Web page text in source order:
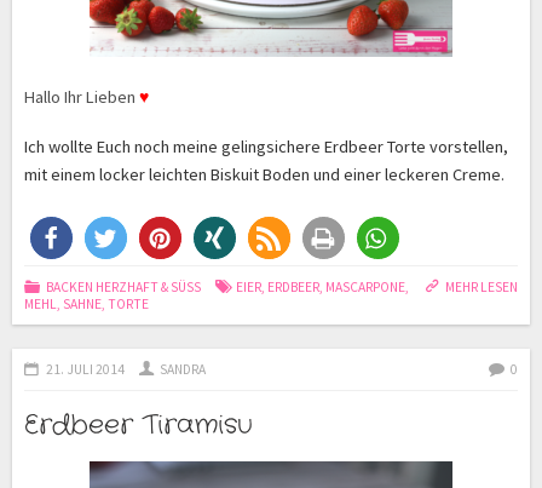
Hallo Ihr Lieben ♥
Ich wollte Euch noch meine gelingsichere Erdbeer Torte vorstellen,
mit einem locker leichten Biskuit Boden und einer leckeren Creme.
MEHR LESEN
BACKEN HERZHAFT & SÜSS EIER, ERDBEER, MASCARPONE,
MEHL, SAHNE, TORTE
21. JULI 2014 SANDRA 0
Erdbeer Tiramisu